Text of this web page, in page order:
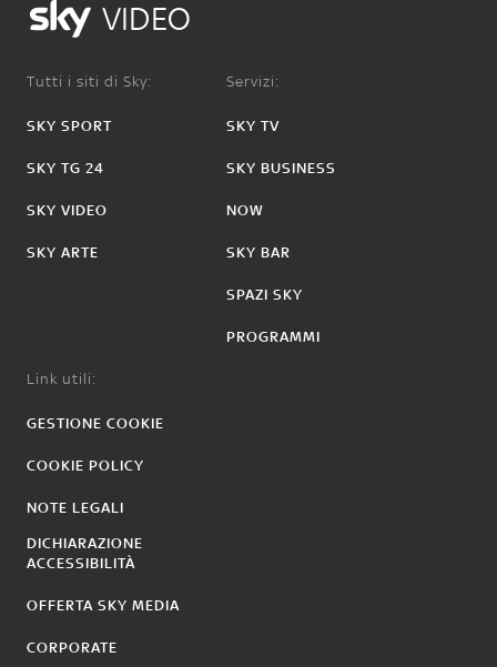
VIDEO
Tutti i siti di Sky:
SKY SPORT
SKY TG 24
SKY VIDEO
SKY ARTE
Servizi:
SKY TV
SKY BUSINESS
NOW
SKY BAR
SPAZI SKY
PROGRAMMI
Link utili:
GESTIONE COOKIE
COOKIE POLICY
NOTE LEGALI
DICHIARAZIONE
ACCESSIBILITÀ
OFFERTA SKY MEDIA
CORPORATE